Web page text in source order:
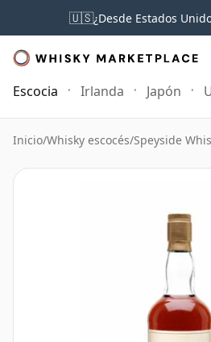
🇺🇸¿Desde Estados
Escocia Irlanda Japón
Inicio/Whisky escocés/Speyside